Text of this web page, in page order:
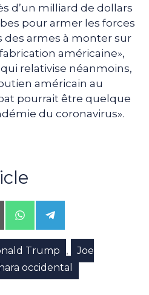
d’un milliard de dollars
pour armer les forces
des armes à monter sur
américaine»,
relativise néanmoins,
américain au
pourrait être quelque
du coronavirus».
Share
on
WhatsApp
Share
on
Telegram
Trump ,
Joe
occidental